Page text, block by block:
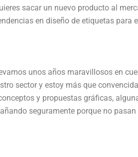
sacar un nuevo producto al
en diseño de etiquetas para
unos años maravillosos en
sector y estoy más que
y propuestas gráficas,
seguramente porque no pasan